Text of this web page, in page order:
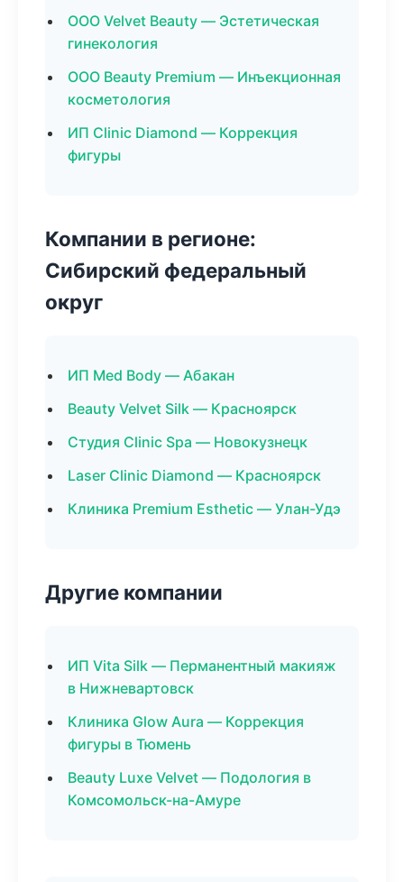
ООО Velvet Beauty — Эстетическая
гинекология
ООО Beauty Premium — Инъекционная
косметология
ИП Clinic Diamond — Коррекция
фигуры
Компании в регионе:
Сибирский федеральный
округ
ИП Med Body — Абакан
Beauty Velvet Silk — Красноярск
Студия Clinic Spa — Новокузнецк
Laser Clinic Diamond — Красноярск
Клиника Premium Esthetic — Улан-Удэ
Другие компании
ИП Vita Silk — Перманентный макияж
в Нижневартовск
Клиника Glow Aura — Коррекция
фигуры в Тюмень
Beauty Luxe Velvet — Подология в
Комсомольск-на-Амуре